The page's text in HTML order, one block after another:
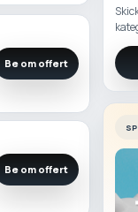
Be om offert
Be om offert